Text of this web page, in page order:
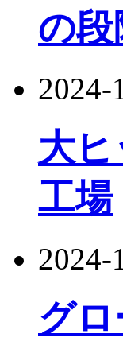
の
2024-
大
工場
2024-
グ